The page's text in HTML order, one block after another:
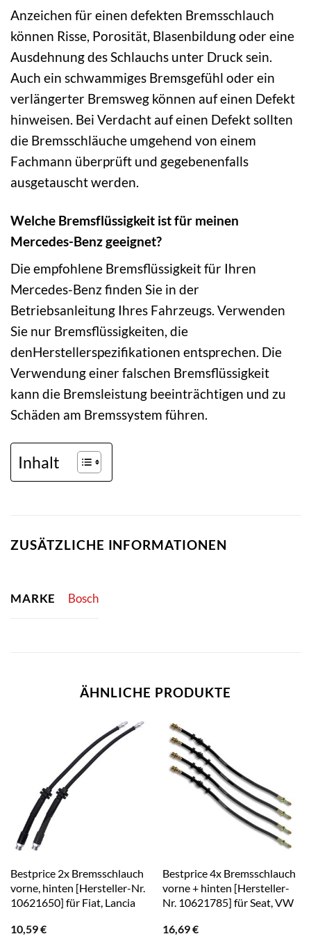
Anzeichen für einen defekten Bremsschlauch
können Risse, Porosität, Blasenbildung oder eine
Ausdehnung des Schlauchs unter Druck sein.
Auch ein schwammiges Bremsgefühl oder ein
verlängerter Bremsweg können auf einen Defekt
hinweisen. Bei Verdacht auf einen Defekt sollten
die Bremsschläuche umgehend von einem
Fachmann überprüft und gegebenenfalls
ausgetauscht werden.
Welche Bremsflüssigkeit ist für meinen
Mercedes-Benz geeignet?
Die empfohlene Bremsflüssigkeit für Ihren
Mercedes-Benz finden Sie in der
Betriebsanleitung Ihres Fahrzeugs. Verwenden
Sie nur Bremsflüssigkeiten, die
denHerstellerspezifikationen entsprechen. Die
Verwendung einer falschen Bremsflüssigkeit
kann die Bremsleistung beeinträchtigen und zu
Schäden am Bremssystem führen.
Inhalt
ZUSÄTZLICHE INFORMATIONEN
MARKE Bosch
ÄHNLICHE PRODUKTE
Bestprice 2x Bremsschlauch
vorne, hinten [Hersteller-Nr.
10621650] für Fiat, Lancia
10,59€
Bestprice 4x Bremsschlauch
vorne + hinten [Hersteller-
Nr. 10621785] für Seat, VW
16,69€